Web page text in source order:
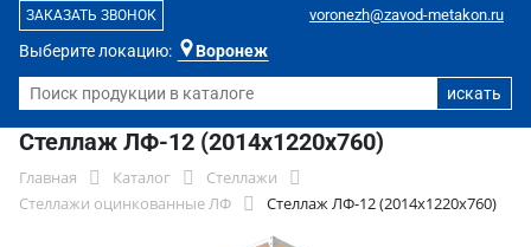
Выберите локацию: Воронеж
voronezh@zavod-metakon.ru
ЗАКАЗАТЬ ЗВОНОК
Стеллаж ЛФ-12 (2014х1220х760)
Главная Каталог
Стеллажи
Стеллажи оцинкованные ЛФ
Стеллаж ЛФ-12 (2014х1220х760)